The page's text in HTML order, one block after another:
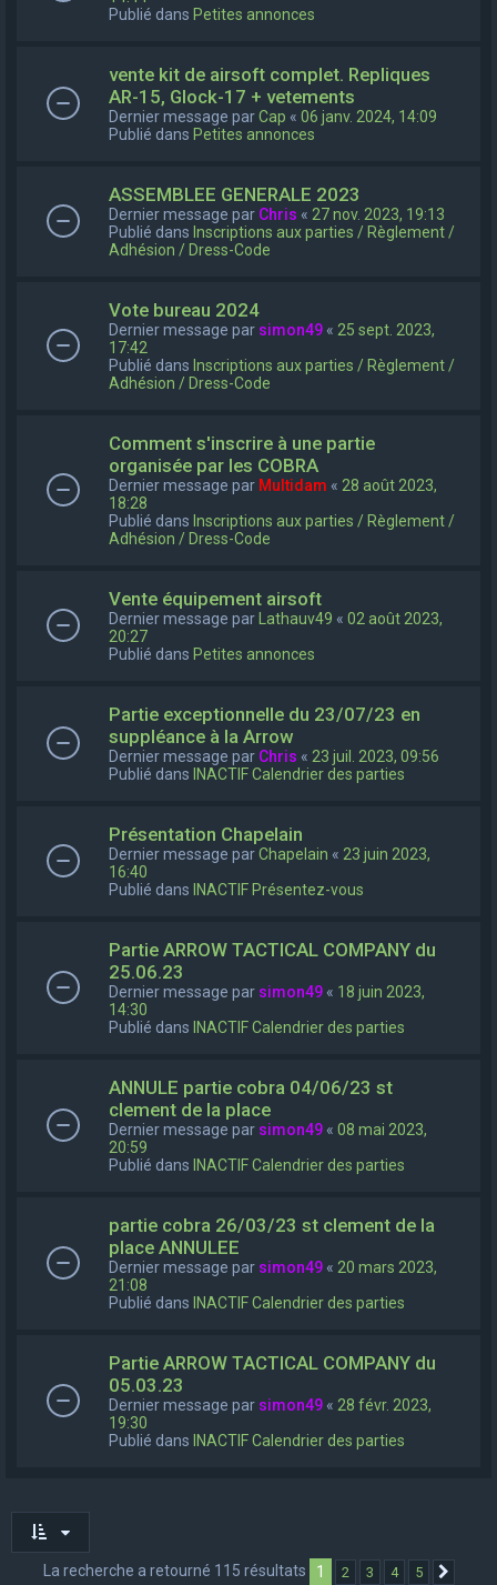
Publié dans Petites annonces
vente kit de airsoft complet. Repliques
AR-15, Glock-17 + vetements
Dernier message parCap « 06 janv. 2024, 14:09
Publié dans Petites annonces
ASSEMBLEE GENERALE 2023
Dernier message par Chris « 27 nov. 2023, 19:13
Publié dans Inscriptions aux parties / Règlement /
Adhésion / Dress-Code
Vote bureau 2024
Dernier message par simon49 « 25 sept. 2023,
17:42
Publié dans Inscriptions aux parties / Règlement /
Adhésion / Dress-Code
Comment s'inscrire à une partie
organisée par les COBRA
Dernier message par Multidam « 28 août 2023,
18:28
Publié dans Inscriptions aux parties / Règlement /
Adhésion / Dress-Code
Vente équipement airsoft
Dernier message par Lathauv49 « 02 août 2023,
20:27
Publié dans Petites annonces
Partie exceptionnelle du 23/07/23 en
suppléance à la Arrow
Dernier message par Chris « 23 juil. 2023, 09:56
Publié dans INACTIF Calendrier des parties
Présentation Chapelain
Dernier message parChapelain « 23 juin 2023,
16:40
Publié dans INACTIF Présentez-vous
Partie ARROW TACTICAL COMPANY du
25.06.23
Dernier message par simon49 « 18 juin 2023,
14:30
Publié dans INACTIF Calendrier des parties
ANNULE partie cobra 04/06/23 st
clement de la place
Dernier message par simon49 « 08 mai 2023,
20:59
Publié dans INACTIF Calendrier des parties
partie cobra 26/03/23 st clement de la
place ANNULEE
Dernier message par simon49 « 20 mars 2023,
21:08
Publié dans INACTIF Calendrier des parties
Partie ARROW TACTICAL COMPANY du
05.03.23
Dernier message par simon49 « 28 févr. 2023,
19:30
Publié dans INACTIF Calendrier des parties
La recherche a retourné 115 résultats 1 2 3 4 5